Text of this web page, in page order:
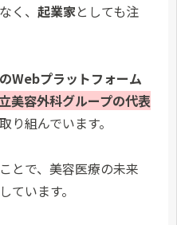
く、 起業家としても注
Webプラットフォーム
美容外科グループの代表
り組んでいます。
とで、美容医療の未来
ています。